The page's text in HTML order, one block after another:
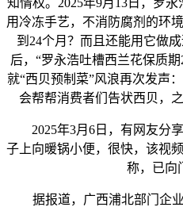
知情权。2025年9月13日，罗
用冷冻手艺，不消防腐剂的环
到24个月？而且还能用它做
后，“罗永浩吐槽西兰花保质
就“西贝预制菜”风浪再次发声
会帮帮消费者们告状西贝，
2025年3月6日，有网友分享
子上向暖锅小便，很快，该视
称，已向
据报道，广西浦北部门企业